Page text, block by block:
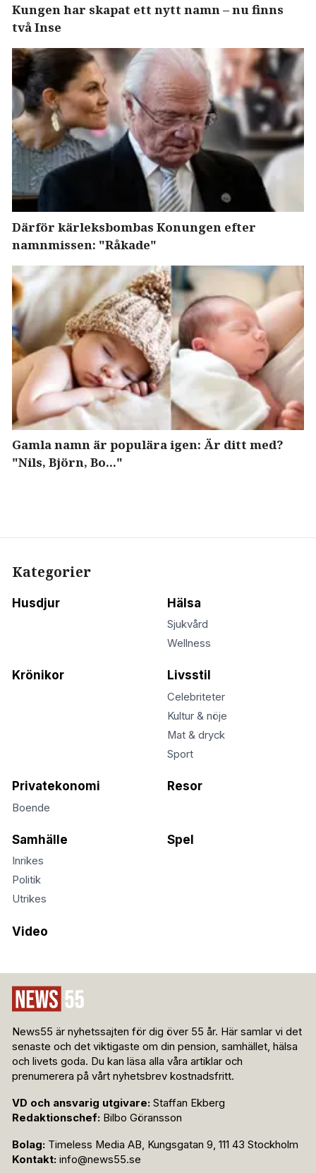
Kungen har skapat ett nytt namn – nu finns
två Inse
Därför kärleksbombas Konungen efter
namnmissen: "Råkade"
Gamla namn är populära igen: Är ditt med?
"Nils, Björn, Bo..."
Kategorier
Husdjur Hälsa
Sjukvård
Wellness
Krönikor Livsstil
Celebriteter
Kultur & nöje
Mat & dryck
Sport
Privatekonomi
Boende
Resor
Samhälle
Inrikes
Politik
Utrikes
Spel
Video
News55 är nyhetssajten för dig över 55 år. Här samlar vi det
senaste och det viktigaste om din pension, samhället, hälsa
och livets goda. Du kan läsa alla våra artiklar och
prenumerera på vårt nyhetsbrev kostnadsfritt.
VD och ansvarig utgivare: Staffan Ekberg
Redaktionschef: Bilbo Göransson
Bolag: Timeless Media AB, Kungsgatan 9, 111 43 Stockholm
Kontakt: info@news55.se